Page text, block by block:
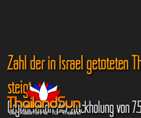
Zahl der in Israel getöteten
steigt
Organisation der Rückholung von